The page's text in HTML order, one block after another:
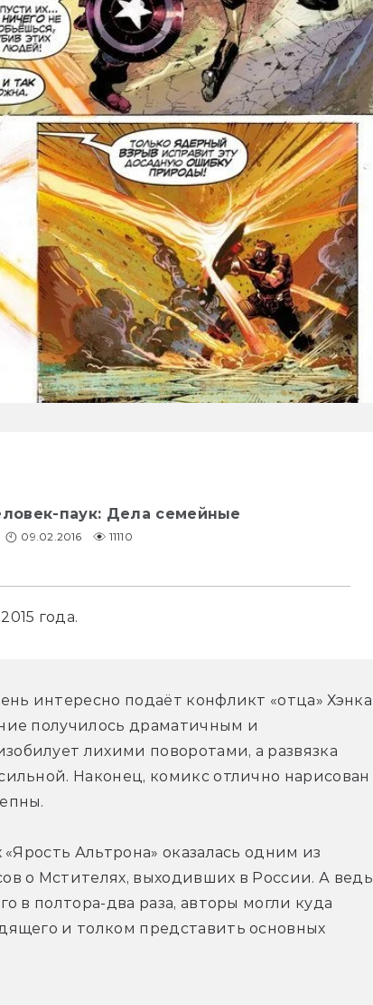
паук: Дела семейные
09.02.2016 11110
года.
интересно подаёт конфликт «отца» Хэнка
получилось драматичным и
лихими поворотами, а развязка
Наконец, комикс отлично нарисован
Альтрона» оказалась одним из
о Мстителях, выходивших в России. А ведь
в полтора-два раза, авторы могли куда
и толком представить основных